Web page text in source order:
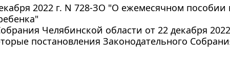
2022 г. N 728-ЗО "О ежемесячном пособии
Челябинской области от 22 декабря
постановления Законодательного